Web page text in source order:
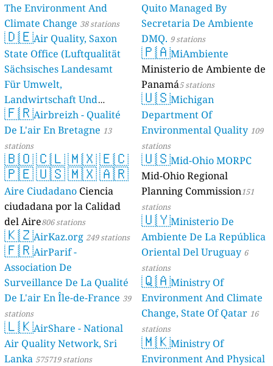
The Environment And
Climate Change 38 stations
🇩🇪Air Quality, Saxon
State Office (Luftqualität
Sächsisches Landesamt
Für Umwelt,
Landwirtschaft Und
Geologie) 50 stations
🇫🇷Airbreizh - Qualité
De L'air En Bretagne 13
stations
🇧🇴🇨🇱🇲🇽🇪🇨
🇵🇪🇺🇸🇲🇽🇦🇷
Aire Ciudadano Ciencia
ciudadana por la Calidad
del Aire806 stations
🇰🇿AirKaz.org 249 stations
🇫🇷AirParif -
Association De
Surveillance De La Qualité
De L'air En Île-de-France 39
stations
🇱🇰AirShare - National
Air Quality Network, Sri
Lanka 575719 stations
Quito Managed By
Secretaria De Ambiente
DMQ. 9 stations
🇵🇦MiAmbiente
Ministerio de Ambiente de
Panamá5 stations
🇺🇸Michigan
Department Of
Environmental Quality 109
stations
🇺🇸Mid-Ohio MORPC
Mid-Ohio Regional
Planning Commission151
stations
🇺🇾Ministerio De
Ambiente De La República
Oriental Del Uruguay 6
stations
🇶🇦Ministry Of
Environment And Climate
Change, State Of Qatar 16
stations
🇲🇰Ministry Of
Environment And Physical